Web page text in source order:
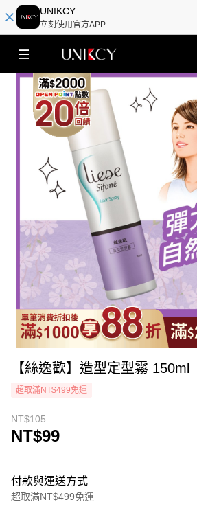
UNIKCY
立刻使用官方APP
【絲逸歡】造型定型霧 150ml
超取滿NT$499免運
NT$105
NT$99
付款與運送方式
超取滿NT$499免運